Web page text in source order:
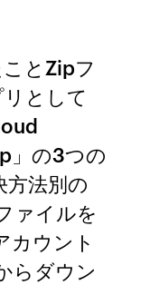
とZipフ
として
」の3つの
法別の
ァイルを
カウント
らダウン